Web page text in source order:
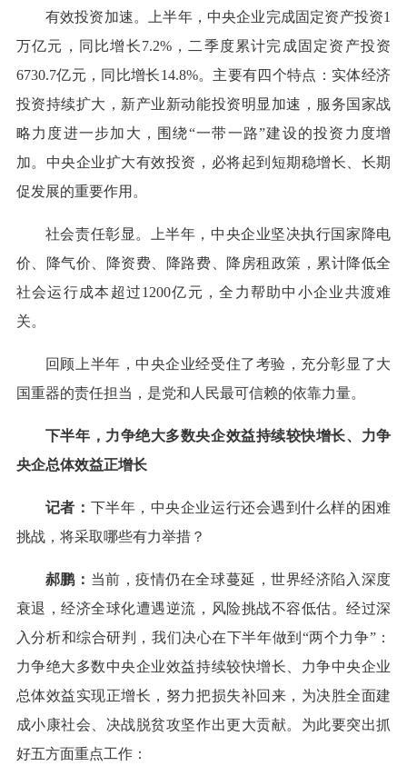
有效投资加速。上半年，中央企业完成固定资产投资1
万亿元，同比增长7.2%，二季度累计完成固定资产投资
6730.7亿元，同比增长14.8%。主要有四个特点：实体经济
投资持续扩大，新产业新动能投资明显加速，服务国家战
略力度进一步加大，围绕“一带一路”建设的投资力度增
加。中央企业扩大有效投资，必将起到短期稳增长、长期
促发展的重要作用。
社会责任彰显。上半年，中央企业坚决执行国家降电
价、降气价、降资费、降路费、降房租政策，累计降低全
社会运行成本超过1200亿元，全力帮助中小企业共渡难
关。
回顾上半年，中央企业经受住了考验，充分彰显了大
国重器的责任担当，是党和人民最可信赖的依靠力量。
下半年，力争绝大多数央企效益持续较快增长、力争
央企总体效益正增长
记者：
下半年，中央企业运行还会遇到什么样的困难
挑战，将采取哪些有力举措？
郝鹏： 当前，疫情仍在全球蔓延，世界经济陷入深度
衰退，经济全球化遭遇逆流，风险挑战不容低估。经过深
入分析和综合研判，我们决心在下半年做到“两个力争”：
力争绝大多数中央企业效益持续较快增长、力争中央企业
总体效益实现正增长，努力把损失补回来，为决胜全面建
成小康社会、决战脱贫攻坚作出更大贡献。为此要突出抓
好五方面重点工作：